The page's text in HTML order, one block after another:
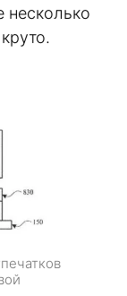
несколько